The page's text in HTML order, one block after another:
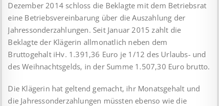
Dezember 2014 schloss die Beklagte mit dem Betriebsrat
eine Betriebs­ver­ein­barung über die Auszahlung der
Jahressonderzahlungen. Seit Januar 2015 zahlt die
Beklagte der Klägerin allmonatlich neben dem
Bruttogehalt iHv. 1.391,36 Euro je 1/12 des Urlaubs- und
des Weihnachtsgelds, in der Summe 1.507,30 Euro brutto.
Die Klägerin hat geltend gemacht, ihr Monatsgehalt und
die Jahressonderzahlungen müssten ebenso wie die